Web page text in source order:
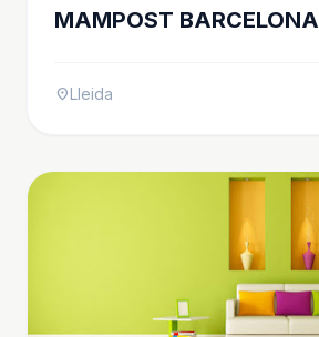
MAMPOST BARCELONA
location_onLleida